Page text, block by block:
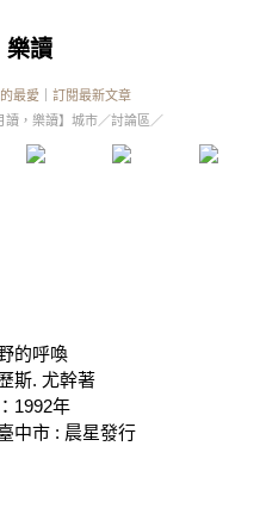
樂讀
最愛
訂閱最新文章
讀，樂讀】城市／討論區／
投票區 影像館
的呼喚
斯. 尤幹著
1992年
中市 : 晨星發行